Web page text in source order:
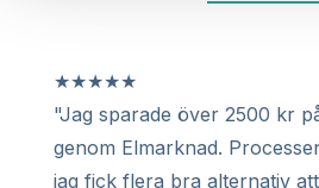
★★★★★
"Jag sparade över 2500 kr
genom Elmarknad.
jag fick flera bra alternativ